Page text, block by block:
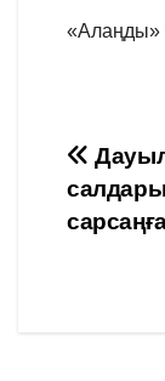
«Алаңды»
по
салдары